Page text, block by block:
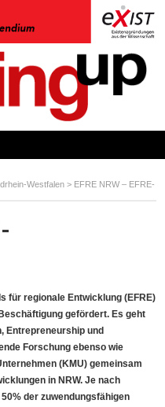
Westfalen > EFRE NRW – EFRE-
für regionale Entwicklung (EFRE)
gefördert. Es geht
Entrepreneurship und
Forschung ebenso wie
(KMU) gemeinsam
in NRW. Je nach
der zuwendungsfähigen